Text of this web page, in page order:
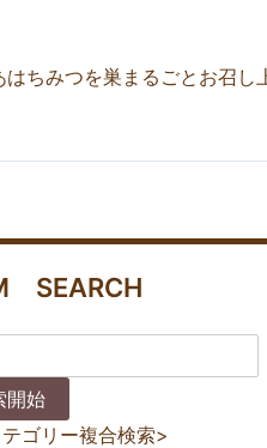
ちみつを巣まるごとお召
SEARCH
ゴリー複合検索>